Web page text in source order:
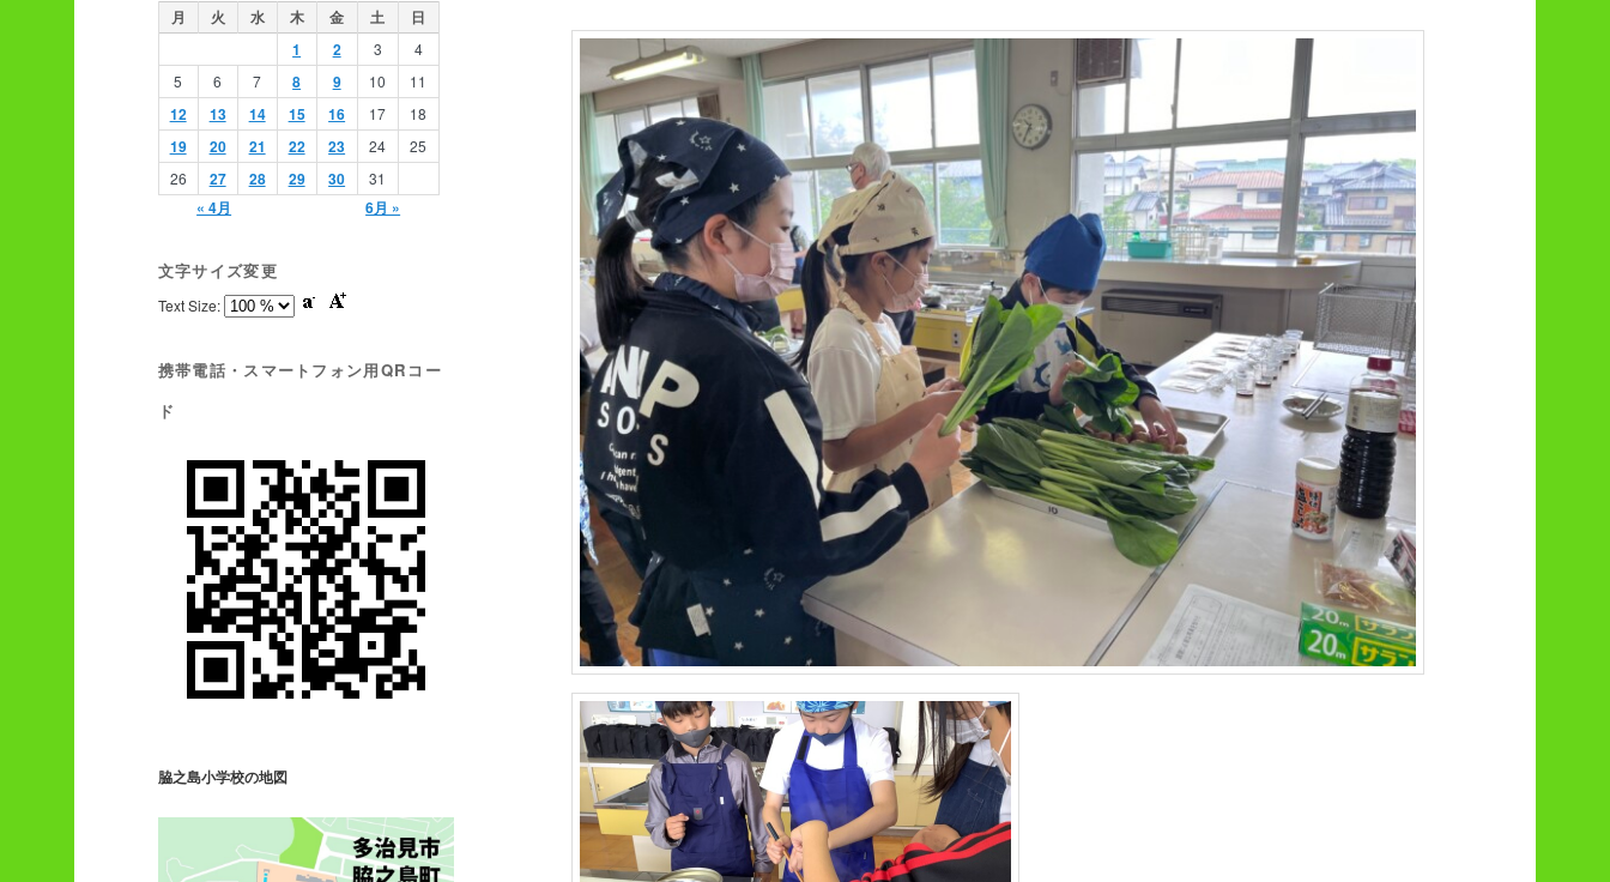
月 火 水 木 金 土
日
1
2 3
4
5
6 7 8 9 10 11
12 13 14 15 16 17 18
19 20 21 22 23 24
25
26
27 28 29 30 31
« 4月 6月 »
文字サイズ変更
Text Size:
携帯電話・スマートフォン用QRコー
ド
脇之島小学校の地図